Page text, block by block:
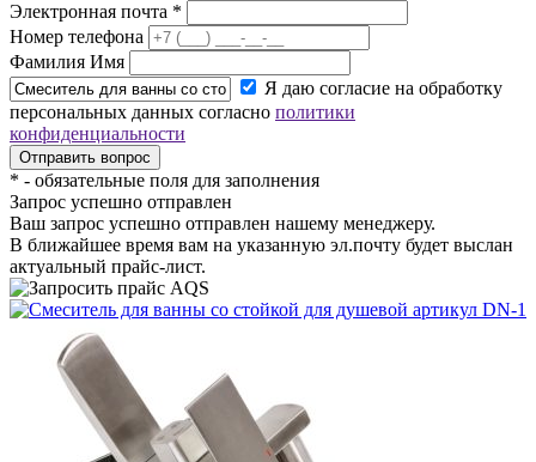
Электронная почта *
Номер телефона
Фамилия Имя
Я даю согласие на обработку
персональных данных согласно политики
конфиденциальности
* - обязательные поля для заполнения
Запрос успешно отправлен
Ваш запрос успешно отправлен нашему менеджеру.
В ближайшее время вам на указанную эл.почту будет выслан
актуальный прайс-лист.